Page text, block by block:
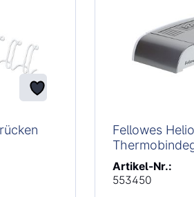
Fellowes
Artikel-Nr.:
553450